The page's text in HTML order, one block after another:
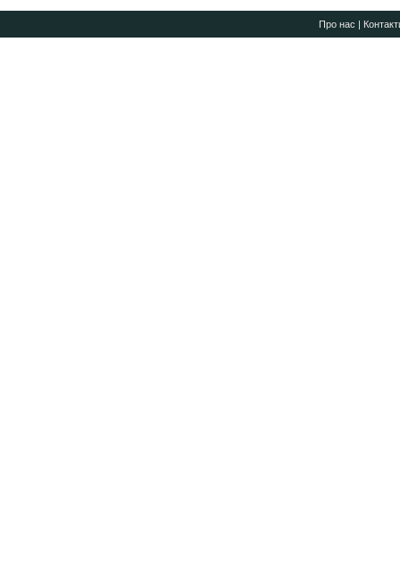
Про нас |